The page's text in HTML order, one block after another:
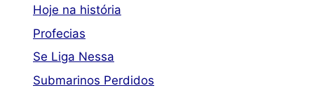
Hoje na história
Profecias
Se Liga Nessa
Submarinos Perdidos